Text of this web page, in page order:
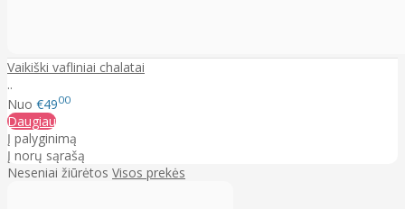
Vaikiški vafliniai chalatai
..
Nuo €4900
Daugiau
Į palyginimą
Į norų sąrašą
Neseniai žiūrėtos Visos prekės